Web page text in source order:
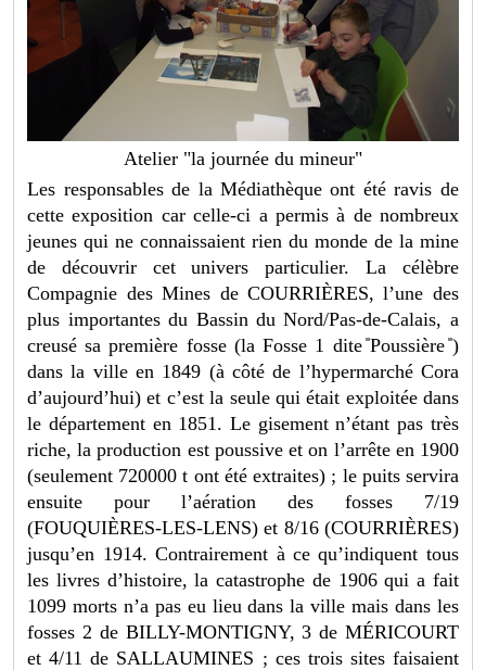
Atelier "la journée du mineur"
Les responsables de la Médiathèque ont été ravis de
cette exposition car celle-ci a permis à de nombreux
jeunes qui ne connaissaient rien du monde de la mine
de découvrir cet univers particulier. La célèbre
Compagnie des Mines de COURRIÈRES, l’une des
plus importantes du Bassin du Nord/Pas-de-Calais, a
creusé sa première fosse (la Fosse 1 dite ̎Poussière ̎)
dans la ville en 1849 (à côté de l’hypermarché Cora
d’aujourd’hui) et c’est la seule qui était exploitée dans
le département en 1851. Le gisement n’étant pas très
riche, la production est poussive et on l’arrête en 1900
(seulement 720000 t ont été extraites) ; le puits servira
ensuite pour l’aération des fosses 7/19
(FOUQUIÈRES-LES-LENS) et 8/16 (COURRIÈRES)
jusqu’en 1914. Contrairement à ce qu’indiquent tous
les livres d’histoire, la catastrophe de 1906 qui a fait
1099 morts n’a pas eu lieu dans la ville mais dans les
fosses 2 de BILLY-MONTIGNY, 3 de MÉRICOURT
et 4/11 de SALLAUMINES ; ces trois sites faisaient